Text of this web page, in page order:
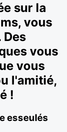
sur la
vous
Des
vous
vous
l'amitié,
!
esseulés